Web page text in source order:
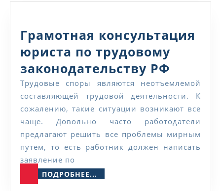
Грамотная консультация
юриста по трудовому
законодательству РФ
юриста
по
Трудовые споры являются неотъемлемой
составляющей трудовой деятельности. К
сожалению, такие ситуации возникают все
чаще. Довольно часто работодатели
предлагают решить все проблемы мирным
путем, то есть работник должен написать
заявление по
ПОДРОБНЕЕ...